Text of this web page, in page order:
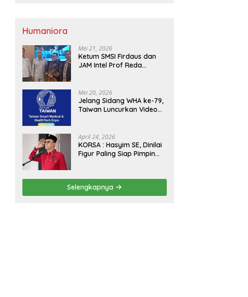
Humaniora
Mei 21, 2026
Ketum SMSI Firdaus dan
JAM Intel Prof Reda
SMSI Sukseskan Jaga
Desa dan Jaga Dapur
MBG, Perkuat Pengawasan
Mei 20, 2026
Jelang Sidang WHA ke-79,
Taiwan Luncurkan Video
Inovasi Kesehatan Global
April 24, 2026
KORSA : Hasyim SE, Dinilai
Figur Paling Siap Pimpin
Selengkapnya